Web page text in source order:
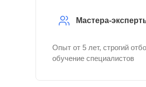
Мастера-
Опыт от 5 лет, строгий
обучение специалистов